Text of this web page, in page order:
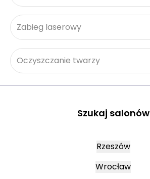
Zabieg laserowy
Oczyszczanie twarzy
Szukaj salonów
Rzeszów
Wrocław